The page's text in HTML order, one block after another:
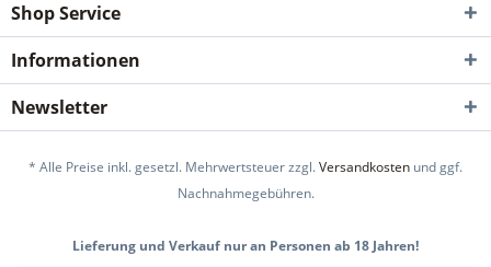
Shop Service
Informationen
Newsletter
* Alle Preise inkl. gesetzl. Mehrwertsteuer zzgl.Versandkosten und ggf.
Nachnahmegebühren.
Lieferung und Verkauf nur an Personen ab 18 Jahren!